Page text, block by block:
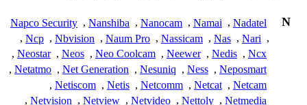
N
Nadatel
,
Namai
,
Nanocam
,
Nanshiba
,
Napco Security
,
Nari
,
Nas
,
Nassicam
,
Naum Pro
,
Nbvision
,
Ncp
,
Ncx
,
Nedis
,
Neewer
,
Neo Coolcam
,
Neos
,
Neostar
,
Neposmart
,
Ness
,
Nesuniq
,
Net Generation
,
Netatmo
,
Netcam
,
Netcat
,
Netcomm
,
Netis
,
Netiscom
,
Netmedia
,
Nettoly
,
Netvideo
,
Netview
,
Netvision
,